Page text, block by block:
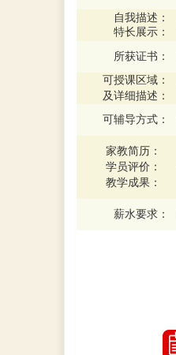
自我描述：
特长展示：
所获证书：
可授课区域：
及详细描述：
可辅导方式：
家教简历：
学员评价：
教学成果：
薪水要求：